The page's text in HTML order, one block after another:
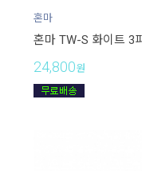
혼마
혼마 TW-S 화이트 3
24,800원